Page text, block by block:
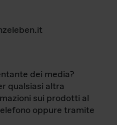
dei media?
qualsiasi altra
sui prodotti al
oppure tramite